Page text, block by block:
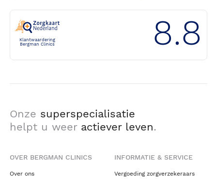
Klantwaardering
Bergman Clinics
8.8
Onze superspecialisatie
helpt u weer actiever leven.
OVER BERGMAN CLINICS
Over ons
INFORMATIE & SERVICE
Vergoeding zorgverzekeraars